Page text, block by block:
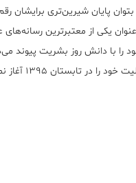
پایان شیرین‌تری برایشان
یکی از معتبر‌ترین رسانه‌های
را با دانش روز بشریت پیوند
را در تابستان ۱۳۹۵ آغاز نموده است.